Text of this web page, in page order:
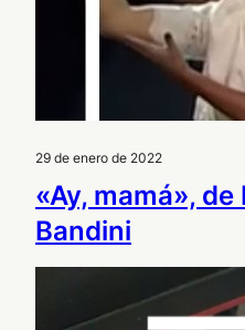
29 de enero de 2022
«Ay, mamá»,
Bandini